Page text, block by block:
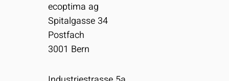
ecoptima ag
Spitalgasse 34
Postfach
3001 Bern